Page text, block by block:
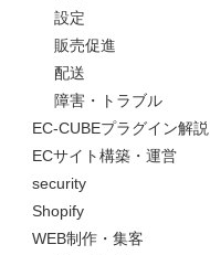
設定
販売促進
配送
障害・トラブル
EC-CUBEプラグイン解説
ECサイト構築・運営
security
Shopify
WEB制作・集客